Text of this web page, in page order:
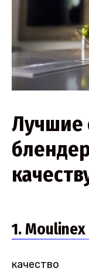
Лучшие
1. Moulinex
качество